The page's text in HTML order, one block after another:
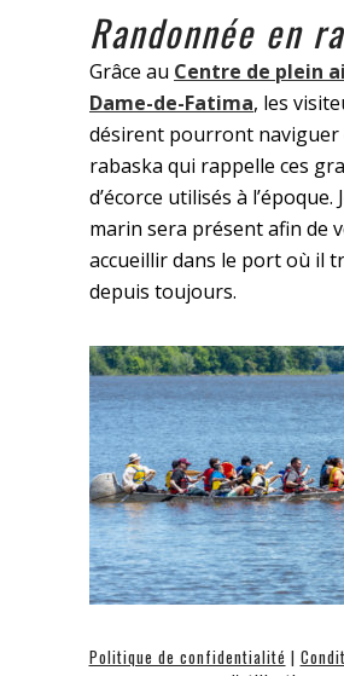
Randonnée en
Grâce au Centre de plein
Dame-de-Fatima, les
désirent pourront naviguer
rabaska qui rappelle ces
d’écorce utilisés à l’époque.
marin sera présent afin de
accueillir dans le port où il
depuis toujours.
Politique de confidentialité |